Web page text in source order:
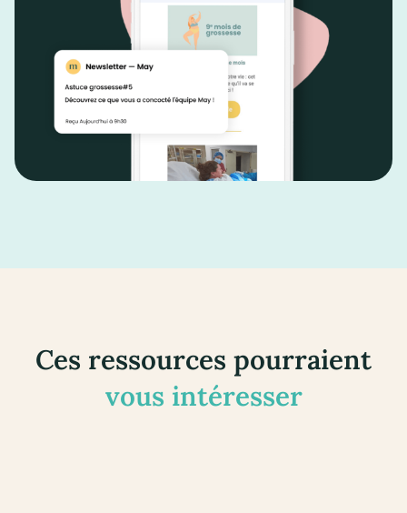
Ces ressources pourraient
vous intéresser